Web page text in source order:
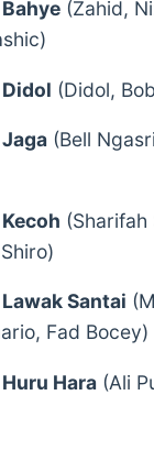
(Zahid,
(Didol,
(Bell
(Sharifah
Santai
Fad Bocey)
Hara (Ali